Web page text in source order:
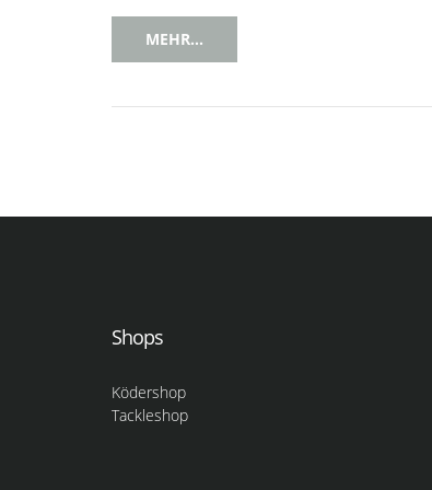
MEHR...
Shops
Ködershop
Tackleshop